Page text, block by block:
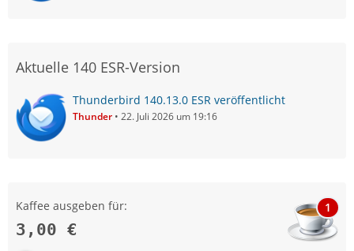
Aktuelle 140 ESR-Version
Thunderbird 140.13.0 ESR veröffentlicht
Thunder 22. Juli 2026 um 19:16
Kaffee ausgeben für:
3,00 €
1